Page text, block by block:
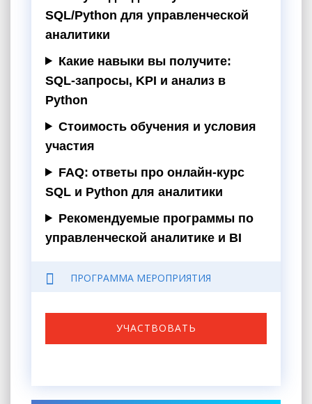
SQL/Python для управленческой
аналитики
Какие навыки вы получите:
SQL‑запросы, KPI и анализ в
Python
Стоимость обучения и условия
участия
FAQ: ответы про онлайн‑курс
SQL и Python для аналитики
Рекомендуемые программы по
управленческой аналитике и BI
ПРОГРАММА МЕРОПРИЯТИЯ
УЧАСТВОВАТЬ